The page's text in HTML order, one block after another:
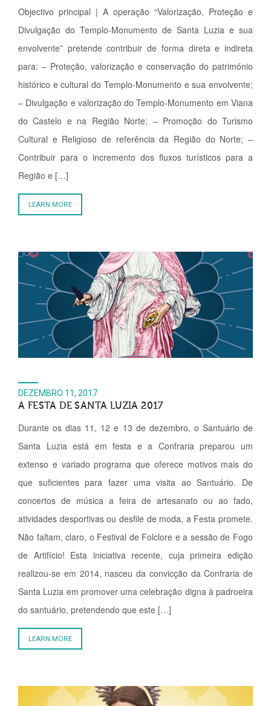
Objectivo principal | A operação “Valorização, Proteção e
Divulgação do Templo-Monumento de Santa Luzia e sua
envolvente” pretende contribuir de forma direta e indireta
para: – Proteção, valorização e conservação do património
histórico e cultural do Templo-Monumento e sua envolvente;
– Divulgação e valorização do Templo-Monumento em Viana
do Castelo e na Região Norte; – Promoção do Turismo
Cultural e Religioso de referência da Região do Norte; –
Contribuir para o incremento dos fluxos turísticos para a
Região e […]
LEARN MORE
DEZEMBRO 11, 2017
A FESTA DE SANTA LUZIA 2017
Durante os dias 11, 12 e 13 de dezembro, o Santuário de
Santa Luzia está em festa e a Confraria preparou um
extenso e variado programa que oferece motivos mais do
que suficientes para fazer uma visita ao Santuário. De
concertos de música a feira de artesanato ou ao fado,
atividades desportivas ou desfile de moda, a Festa promete.
Não faltam, claro, o Festival de Folclore e a sessão de Fogo
de Artifício! Esta iniciativa recente, cuja primeira edição
realizou-se em 2014, nasceu da convicção da Confraria de
Santa Luzia em promover uma celebração digna à padroeira
do santuário, pretendendo que este […]
LEARN MORE